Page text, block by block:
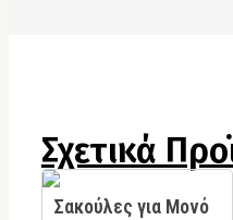
Σχετικά
Σακούλες για Μονό